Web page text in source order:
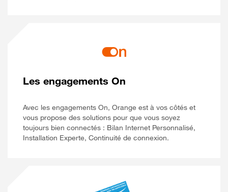
Les engagements On
Avec les engagements On, Orange est à vos côtés et
vous propose des solutions pour que vous soyez
toujours bien connectés : Bilan Internet Personnalisé,
Installation Experte, Continuité de connexion.